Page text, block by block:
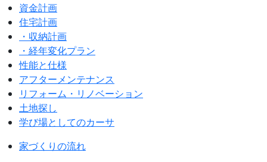
資金計画
住宅計画
・収納計画
・経年変化プラン
性能と仕様
アフターメンテナンス
リフォーム・リノベーション
土地探し
学び場としてのカーサ
家づくりの流れ